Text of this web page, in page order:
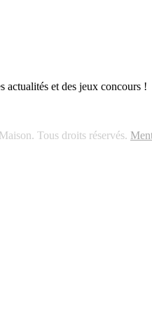
actualités et des jeux concours !
Tous droits réservés.